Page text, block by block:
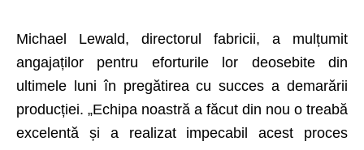
Michael Lewald, directorul fabricii, a mulțumit
angajaților pentru eforturile lor deosebite din
ultimele luni în pregătirea cu succes a demarării
producției. „Echipa noastră a făcut din nou o treabă
excelentă și a realizat impecabil acest proces